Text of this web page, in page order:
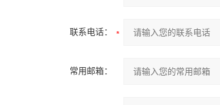
联系电话：
常用邮箱：